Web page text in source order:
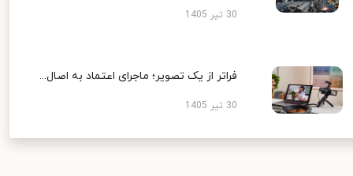
30 تیر 1405
فراتر از یک تصویر؛ ماجرای اعتماد به اصال...
30 تیر 1405